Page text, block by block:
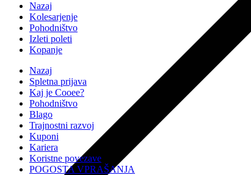
Nazaj
Kolesarjenje
Pohodništvo
Izleti poleti
Kopanje
Nazaj
Spletna prijava
Kaj je Cooee?
Pohodništvo
Blago
Trajnostni razvoj
Kuponi
Kariera
Koristne povezave
POGOSTA VPRAŠANJA